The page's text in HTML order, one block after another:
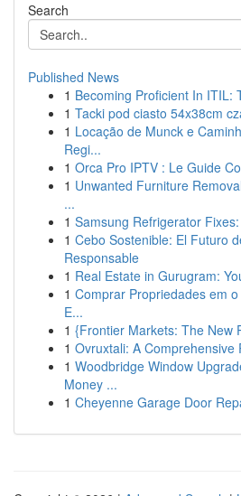
Search
Published News
1 Becoming Proficient In ITIL:
1 Tacki pod ciasto 54x38cm
1 Locação de Munck e
Regi...
1 Orca Pro IPTV : Le Guide
1 Unwanted Furniture
...
1 Samsung Refrigerator Fixes:
1 Cebo Sostenible: El Futuro
Responsable
1 Real Estate in Gurugram:
1 Comprar Propriedades em
E...
1 {Frontier Markets: The New
1 Ovruxtali: A Comprehensive
1 Woodbridge Window
Money ...
1 Cheyenne Garage Door